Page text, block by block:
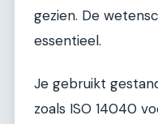
gezien. De
essentieel.
Je gebruikt
zoals ISO 14040